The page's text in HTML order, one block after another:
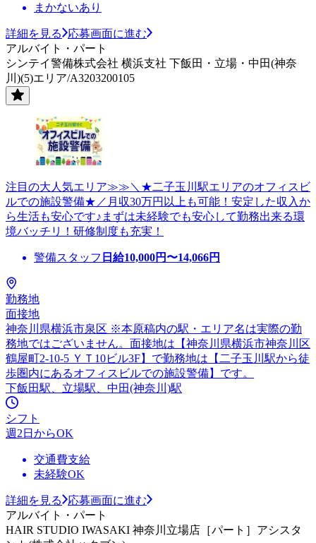
まかないあり
詳細を見る
応募画面に進む
アルバイト・パート
シンテイ警備株式会社 横浜支社 下飯田・立場・中田(神奈
川)(5)エリア/A3203200105
注目の大人気エリア≫≫＼★二子玉川駅エリアのオフィスビ
ルでの施設警備★／月収30万円以上も可能！安定した収入か
ら生活も安心です♪まずは未経験でも安心して勤務出来る環
境バッチリ！研修制度も充実！
警備スタッフ 日給10,000円〜14,066円
勤務地
面接地
神奈川県横浜市泉区 ※本原稿内の駅・エリア名は実際の勤
務地ではございません。面接地は【神奈川県横浜市神奈川区
鶴屋町2-10-5 ＹＴ10ビル3F】で勤務地は【二子玉川駅から徒
歩圏内にあるオフィスビルでの施設警備】です。
下飯田駅、立場駅、中田(神奈川)駅
シフト
週2日からOK
交通費支給
未経験OK
詳細を見る
応募画面に進む
アルバイト・パート
HAIR STUDIO IWASAKI 神奈川立場店［パート］アシスタ